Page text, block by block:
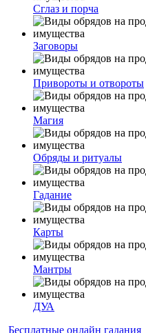
Сглаз и порча
Заговоры
Привороты и отвороты
Магия
Обряды и ритуалы
Гадание
Карты
Мантры
ДУА
Бесплатные онлайн гадания